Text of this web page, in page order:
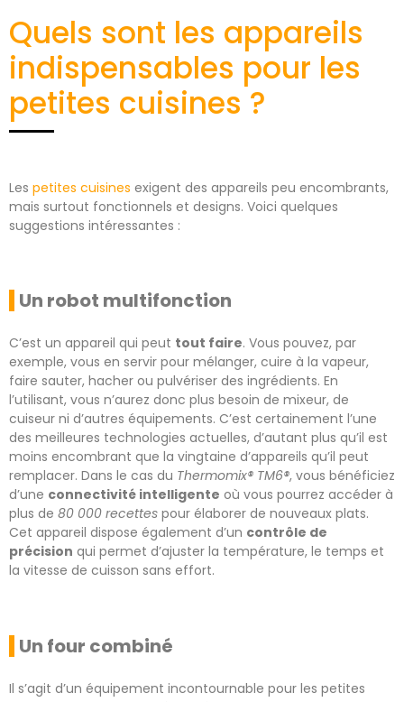
Quels sont les appareils
indispensables pour les
petites cuisines ?
Les petites cuisines exigent des appareils peu encombrants,
mais surtout fonctionnels et designs. Voici quelques
suggestions intéressantes :
Un robot multifonction
C’est un appareil qui peut tout faire. Vous pouvez, par
exemple, vous en servir pour mélanger, cuire à la vapeur,
faire sauter, hacher ou pulvériser des ingrédients. En
l’utilisant, vous n’aurez donc plus besoin de mixeur, de
cuiseur ni d’autres équipements. C’est certainement l’une
des meilleures technologies actuelles, d’autant plus qu’il est
moins encombrant que la vingtaine d’appareils qu’il peut
remplacer. Dans le cas du Thermomix® TM6®, vous bénéficiez
d’une connectivité intelligente où vous pourrez accéder à
plus de 80 000 recettes pour élaborer de nouveaux plats.
Cet appareil dispose également d’un contrôle de
précision qui permet d’ajuster la température, le temps et
la vitesse de cuisson sans effort.
Un four combiné
Il s’agit d’un équipement incontournable pour les petites